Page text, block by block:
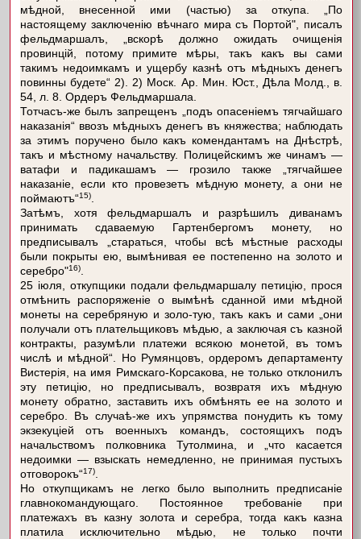
мѣдной, внесенной ими (частью) за откупа. „По
настоящему заключенію вѣчнаго мира съ Портой", писалъ
фельдмаршалъ, „вскорѣ должно ожидать очищенія
провинцій, потому примите мѣры, такъ какъ вы сами
такимъ недоимкамъ и ущербу казнѣ отъ мѣдныхъ денегъ
повинны будете“ 2). 2) Моск. Ар. Мин. Юст., Дѣла Молд., в.
54, л. 8. Ордеръ Фельдмаршала.
Тотчасъ-же былъ запрещенъ „подъ опасеніемъ тягчайшаго
наказанія“ ввозъ мѣдныхъ денегъ въ княжества; наблюдать
за этимъ поручено было какъ комендантамъ на Днѣстрѣ,
такъ и мѣстному начальству. Полицейскимъ же чинамъ —
ватафи и падикашамъ — грозило также „тягчайшее
наказаніе, если кто провезетъ мѣдную монету, а они не
поймаютъ“15)
Затѣмъ, хотя фельдмаршалъ и разрѣшилъ диванамъ
принимать сдаваемую Гартенбергомъ монету, но
предписывалъ „стараться, чтобы всѣ мѣстные расходы
были покрыты ею, вымѣнивая ее постепенно на золото и
серебро"16)
25 іюля, откупщики подали фельдмаршалу петицію, прося
отмѣнить распоряженіе о вымѣнѣ сданной ими мѣдной
монеты на серебряную и золо-тую, такъ какъ и сами „они
получали отъ плательщиковъ мѣдью, а заключая съ казной
контракты, разумѣли платежи всякою монетой, въ томъ
числѣ и мѣдной“. Но Румянцовъ, ордеромъ департаменту
Вистерія, на имя Римскаго-Корсакова, не только отклонилъ
эту петицію, но предписывалъ, возвратя ихъ мѣдную
монету обратно, заставить ихъ обмѣнять ее на золото и
серебро. Въ случаѣ-же ихъ упрямства понудить къ тому
экзекуціей отъ военныхъ командъ, состоящихъ подъ
начальствомъ полковника Тутолмина, и „что касается
недоимки — взыскать немедленно, не принимая пустыхъ
отговорокъ“17)
Но откупщикамъ не легко было выполнить предписаніе
главнокомандующаго. Постоянное требованіе при
платежахъ въ казну золота и серебра, тогда какъ казна
платила исключительно мѣдью, не только почти